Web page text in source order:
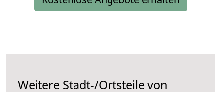
Weitere Stadt-/Ortsteile von